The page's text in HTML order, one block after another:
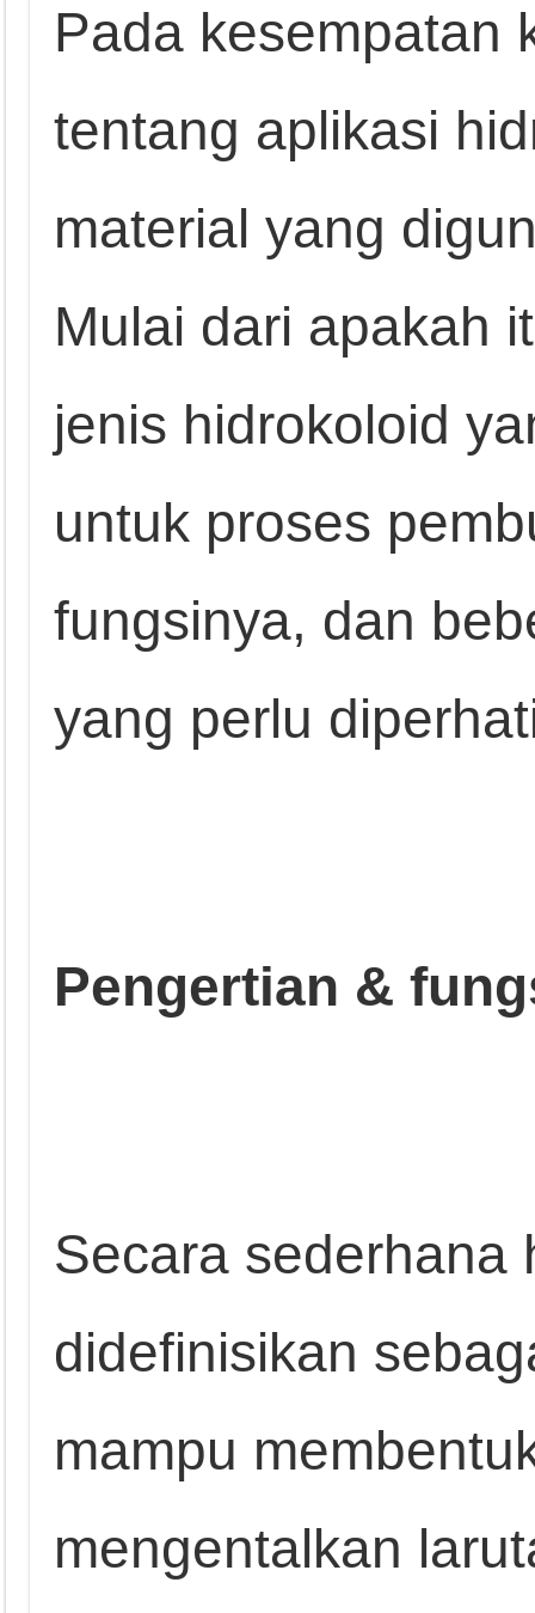
Pada kesempatan
tentang aplikasi
material yang
Mulai dari apakah
jenis hidrokoloid
untuk proses
fungsinya, dan
yang perlu
Pengertian &
Secara sederhana
didefinisikan
mampu
mengentalkan